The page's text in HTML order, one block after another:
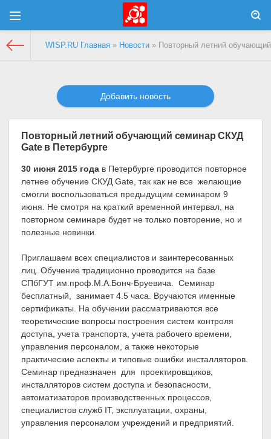
WISP.RU Главная » Новости » Повторный летний
Добавить новость
Повторный летний обучающий семинар СКУД
Gate в Петербурге
30 июня 2015 года в Петербурге проводится повторное
летнее обучение СКУД Gate, так как не все желающие
смогли воспользоваться предыдущим семинаром 9
июня. Не смотря на краткий временной интервал, на
повторном семинаре будет не только повторение, но и
полезные новинки.
Приглашаем всех специалистов и заинтересованных
лиц. Обучение традиционно проводится на базе
СПбГУТ им.проф.М.А.Бонч-Бруевича. Семинар
бесплатный, занимает 4.5 часа. Вручаются именные
сертификаты. На обучении рассматриваются все
теоретические вопросы построения систем контроля
доступа, учета транспорта, учета рабочего времени,
управления персоналом, а также некоторые
практические аспекты и типовые ошибки инсталляторов.
Семинар предназначен для проектировщиков,
инсталляторов систем доступа и безопасности,
автоматизаторов производственных процессов,
специалистов служб IT, эксплуатации, охраны,
управления персоналом учреждений и предприятий.